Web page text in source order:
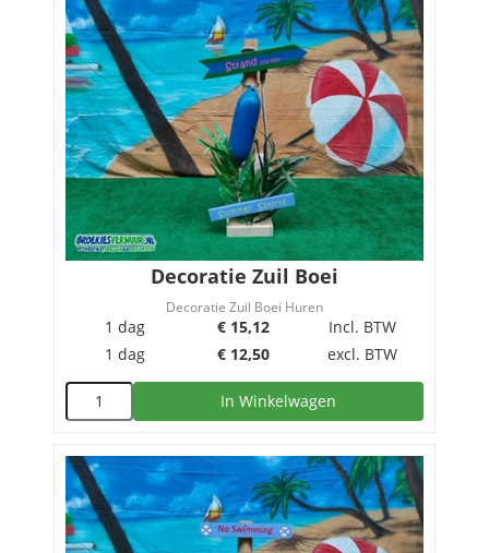
Decoratie Zuil Boei
Decoratie Zuil Boei Huren
1 dag € 15,12
Incl. BTW
1 dag
€ 12,50 excl. BTW
In Winkelwagen